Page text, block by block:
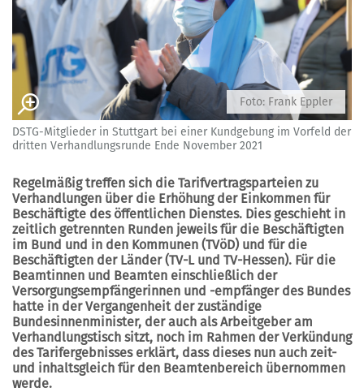
Foto: Frank Eppler
DSTG-Mitglieder in Stuttgart bei einer Kundgebung im Vorfeld der
dritten Verhandlungsrunde Ende November 2021
Regelmäßig treffen sich die Tarifvertragsparteien zu
Verhandlungen über die Erhöhung der Einkommen für
Beschäftigte des öffentlichen Dienstes. Dies geschieht in
zeitlich getrennten Runden jeweils für die Beschäftigten
im Bund und in den Kommunen (TVöD) und für die
Beschäftigten der Länder (TV-L und TV-Hessen). Für die
Beamtinnen und Beamten einschließlich der
Versorgungsempfängerinnen und -empfänger des Bundes
hatte in der Vergangenheit der zuständige
Bundesinnenminister, der auch als Arbeitgeber am
Verhandlungstisch sitzt, noch im Rahmen der Verkündung
des Tarifergebnisses erklärt, dass dieses nun auch zeit-
und inhaltsgleich für den Beamtenbereich übernommen
werde.